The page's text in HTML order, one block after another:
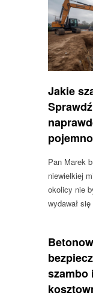
Jakie
Pan Marek
niewielkiej
okolicy nie
wydawał
szambo